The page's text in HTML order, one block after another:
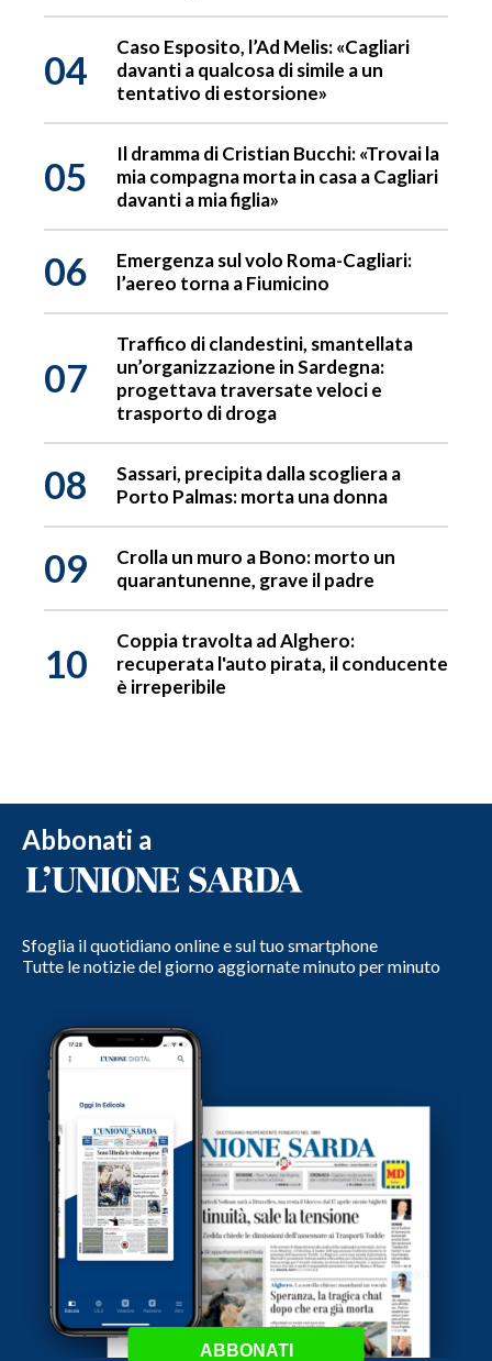
04
Caso Esposito, l’Ad Melis: «Cagliari
davanti a qualcosa di simile a un
tentativo di estorsione»
05
Il dramma di Cristian Bucchi: «Trovai la
mia compagna morta in casa a Cagliari
davanti a mia figlia»
06
Emergenza sul volo Roma-Cagliari:
l’aereo torna a Fiumicino
07
Traffico di clandestini, smantellata
un’organizzazione in Sardegna:
progettava traversate veloci e
trasporto di droga
08
Sassari, precipita dalla scogliera a
Porto Palmas: morta una donna
09
Crolla un muro a Bono: morto un
quarantunenne, grave il padre
10
Coppia travolta ad Alghero:
recuperata l'auto pirata, il conducente
è irreperibile
Abbonati a
Sfoglia il quotidiano online e sul tuo smartphone
Tutte le notizie del giorno aggiornate minuto per minuto
ABBONATI